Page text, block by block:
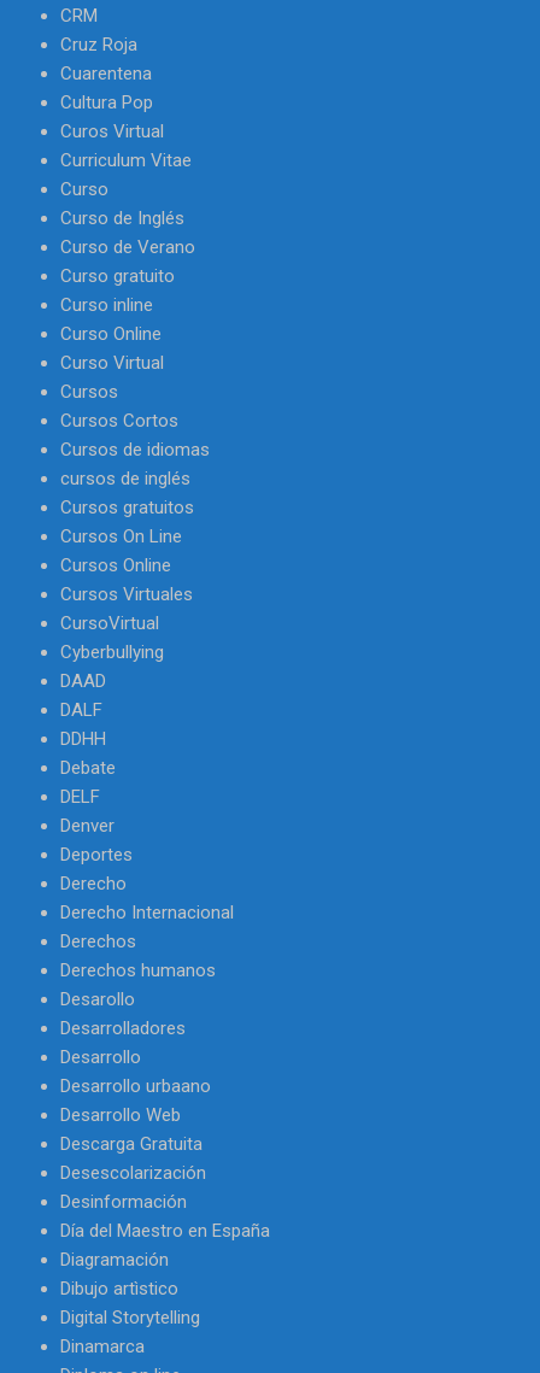
CRM
Cruz Roja
Cuarentena
Cultura Pop
Curos Virtual
Curriculum Vitae
Curso
Curso de Inglés
Curso de Verano
Curso gratuito
Curso inline
Curso Online
Curso Virtual
Cursos
Cursos Cortos
Cursos de idiomas
cursos de inglés
Cursos gratuitos
Cursos On Line
Cursos Online
Cursos Virtuales
CursoVirtual
Cyberbullying
DAAD
DALF
DDHH
Debate
DELF
Denver
Deportes
Derecho
Derecho Internacional
Derechos
Derechos humanos
Desarollo
Desarrolladores
Desarrollo
Desarrollo urbaano
Desarrollo Web
Descarga Gratuita
Desescolarización
Desinformación
Día del Maestro en España
Diagramación
Dibujo artìstico
Digital Storytelling
Dinamarca